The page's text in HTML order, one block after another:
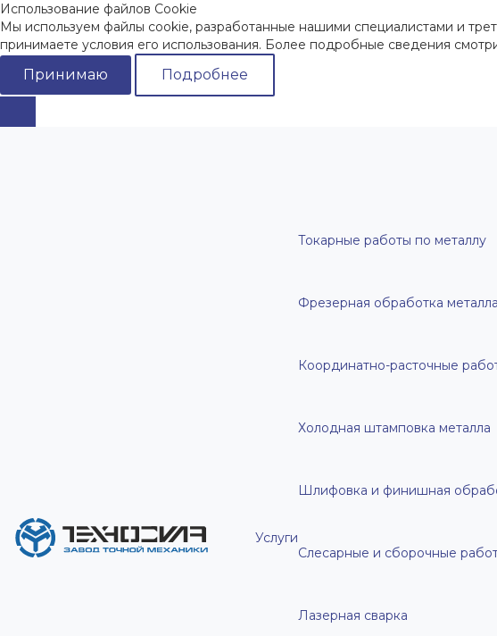
Использование файлов Cookie
Мы используем файлы cookie, разработанные нашими специалистами и
принимаете условия его использования. Более подробные сведения
Принимаю Подробнее
Услуги
Токарные работы по металлу
Фрезерная обработка металла
Координатно-расточные
Холодная штамповка металла
Шлифовка и финишная
Слесарные и сборочные
Лазерная сварка